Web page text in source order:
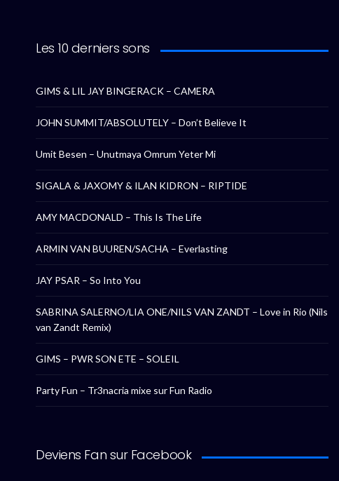
Les 10 derniers sons
GIMS & LIL JAY BINGERACK – CAMERA
JOHN SUMMIT/ABSOLUTELY – Don’t Believe It
Umit Besen – Unutmaya Omrum Yeter Mi
SIGALA & JAXOMY & ILAN KIDRON – RIPTIDE
AMY MACDONALD – This Is The Life
ARMIN VAN BUUREN/SACHA – Everlasting
JAY PSAR – So Into You
SABRINA SALERNO/LIA ONE/NILS VAN ZANDT – Love in Rio (Nils
van Zandt Remix)
GIMS – PWR SON ETE – SOLEIL
Party Fun – Tr3nacria mixe sur Fun Radio
Deviens Fan sur Facebook